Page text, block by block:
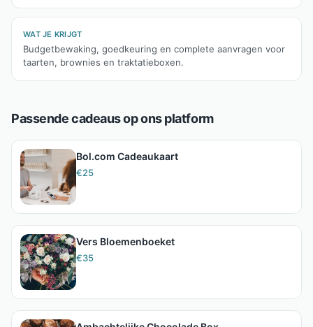
WAT JE KRIJGT
Budgetbewaking, goedkeuring en complete aanvragen voor
taarten, brownies en traktatieboxen.
Passende cadeaus op ons platform
Bol.com Cadeaukaart
€25
Vers Bloemenboeket
€35